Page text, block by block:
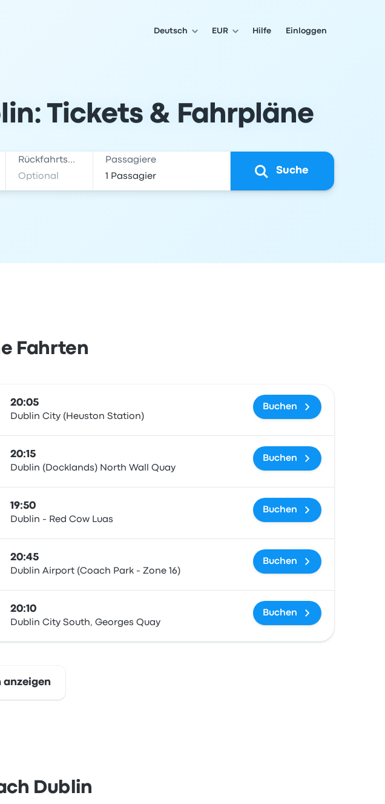
Deutsch EUR Hilfe Einloggen
Tickets & Fahrpläne
Rückfahrtsdatum Passagiere
Suche
Fahrten
20:05
Dublin City (Heuston Station)
Buchen
20:15
Dublin (Docklands) North Wall Quay
Buchen
19:50
Dublin - Red Cow Luas
Buchen
20:45
Dublin Airport (Coach Park - Zone 16)
Buchen
20:10
Dublin City South, Georges Quay
Buchen
anzeigen
Dublin